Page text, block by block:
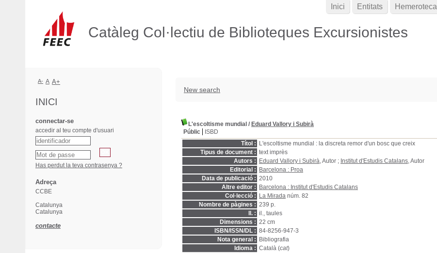
Catàleg Col·lectiu de Biblioteques Excursionistes
New search
L'escoltisme mundial / Eduard Vallory i Subirà
Públic
ISBD
Títol :
L'escoltisme mundial : la discreta remor d'un bosc que creix
Tipus de document : text imprès
Autors :
Eduard Vallory i Subirà, Autor ; Institut d'Estudis Catalans, Autor
Editorial :
Barcelona : Proa
Data de publicació : 2010
Altre editor :
Barcelona : Institut d'Estudis Catalans
Col·lecció :
La Mirada núm. 82
Nombre de pàgines : 239 p.
ll. : il., taules
Dimensions : 22 cm
ISBN/ISSN/DL : 84-8256-947-3
Nota general :
Bibliografia
Idioma : Català (cat)
Inici Entitats Hemeroteca
A- A A+
INICI
connectar-se
accedir al teu compte d'usuari
Has perdut la teva contrasenya ?
Adreça
CCBE
Catalunya
Catalunya
contacte